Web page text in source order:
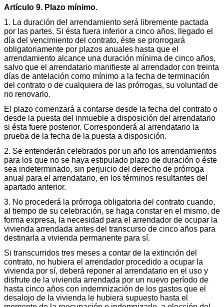
Artículo 9. Plazo mínimo.
1. La duración del arrendamiento será libremente pactada
por las partes. Si ésta fuera inferior a cinco años, llegado el
día del vencimiento del contrato, éste se prorrogará
obligatoriamente por plazos anuales hasta que el
arrendamiento alcance una duración mínima de cinco años,
salvo que el arrendatario manifieste al arrendador con treinta
días de antelación como mínimo a la fecha de terminación
del contrato o de cualquiera de las prórrogas, su voluntad de
no renovarlo.
El plazo comenzará a contarse desde la fecha del contrato o
desde la puesta del inmueble a disposición del arrendatario
si ésta fuere posterior. Corresponderá al arrendatario la
prueba de la fecha de la puesta a disposición.
2. Se entenderán celebrados por un año los arrendamientos
para los que no se haya estipulado plazo de duración o éste
sea indeterminado, sin perjuicio del derecho de prórroga
anual para el arrendatario, en los términos resultantes del
apartado anterior.
3. No procederá la prórroga obligatoria del contrato cuando,
al tiempo de su celebración, se haga constar en el mismo, de
forma expresa, la necesidad para el arrendador de ocupar la
vivienda arrendada antes del transcurso de cinco años para
destinarla a vivienda permanente para sí.
Si transcurridos tres meses a contar de la extinción del
contrato, no hubiera el arrendador procedido a ocupar la
vivienda por sí, deberá reponer al arrendatario en el uso y
disfrute de la vivienda arrendada por un nuevo período de
hasta cinco años con indemnización de los gastos que el
desalojo de la vivienda le hubiera supuesto hasta el